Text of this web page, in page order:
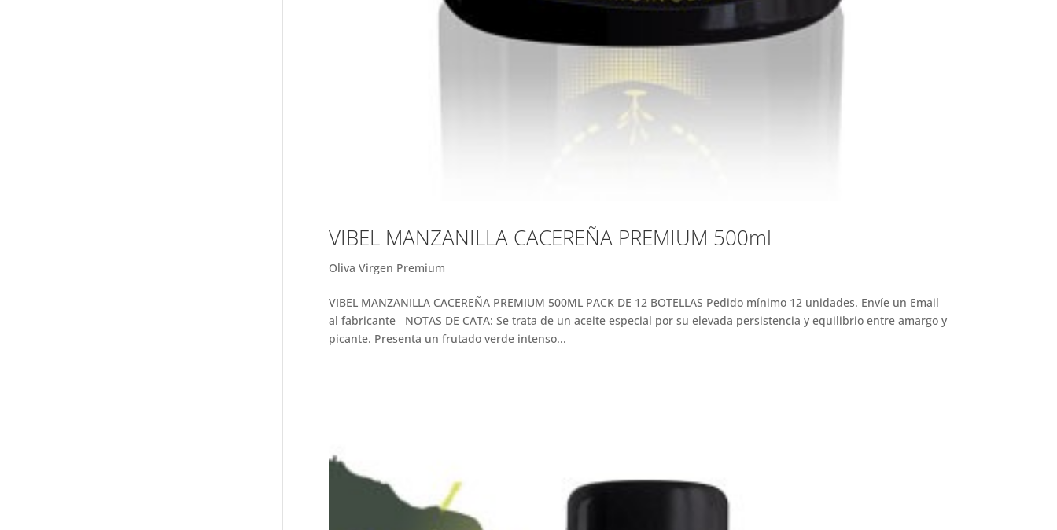
VIBEL MANZANILLA CACEREÑA PREMIUM 500ml
Oliva Virgen Premium
VIBEL MANZANILLA CACEREÑA PREMIUM 500ML PACK DE 12 BOTELLAS Pedido mínimo 12 unidades. Envíe un Email
al fabricante NOTAS DE CATA: Se trata de un aceite especial por su elevada persistencia y equilibrio entre amargo y
picante. Presenta un frutado verde intenso...